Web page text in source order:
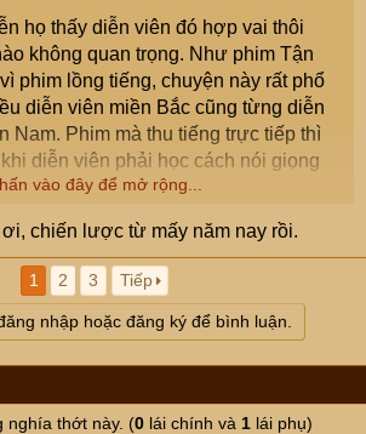
họ thấy diễn viên đó hợp vai thôi
không quan trọng. Như phim Tận
phim lồng tiếng, chuyện này rất phổ
diễn viên miền Bắc cũng từng diễn
Nam. Phim mà thu tiếng trực tiếp thì
diễn viên phải học cách nói giọng
vai.
vào đây để mở rộng...
chiến lược từ mấy năm nay rồi.
1 2 3 Tiếp
nhập hoặc đăng ký để bình luận.
nghía thớt này. (0 lái chính và 1 lái phụ)